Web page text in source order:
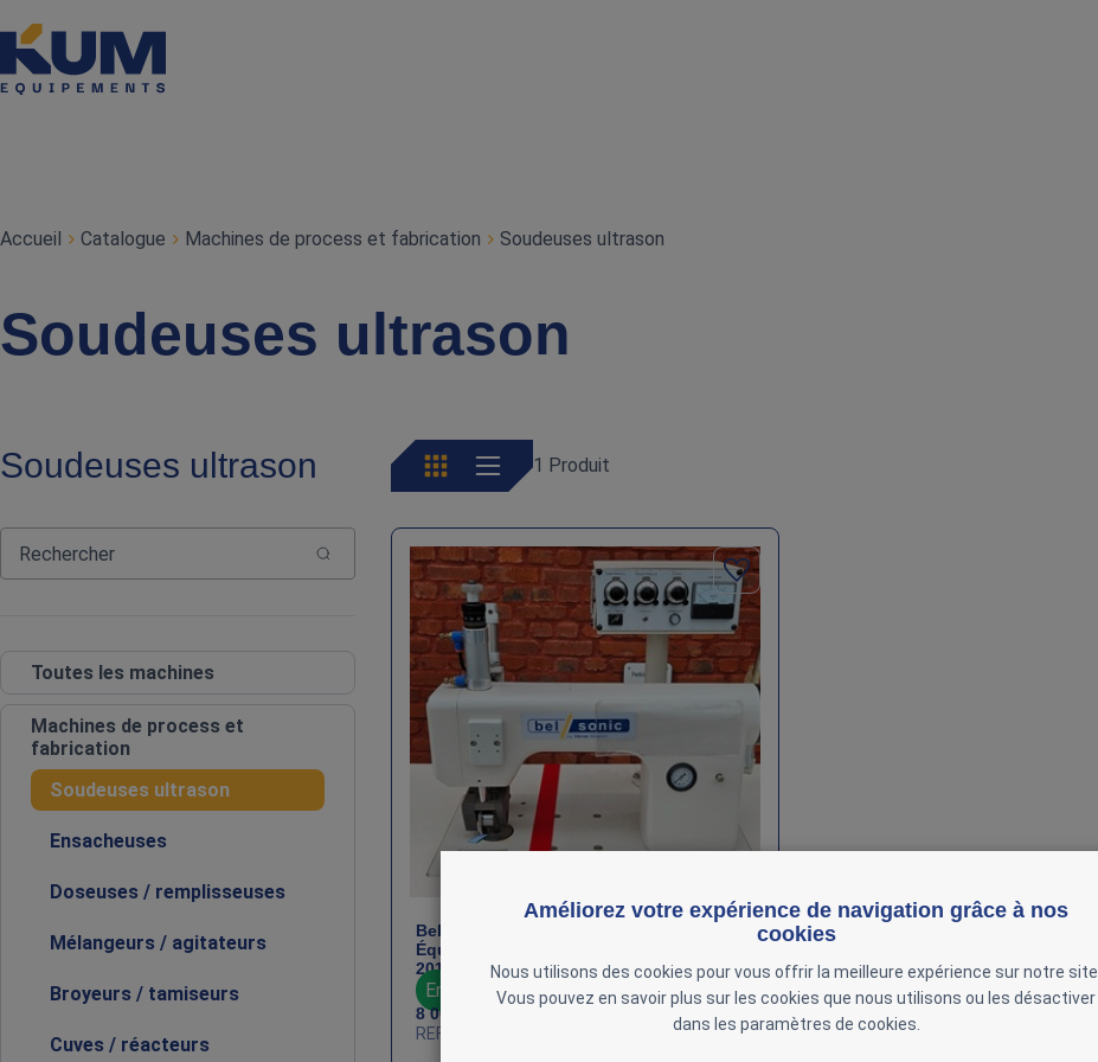
Accueil Catalogue Machines de process et fabrication Soudeuses ultrason
Soudeuses ultrason
Soudeuses ultrason
Toutes les machines
Machines de process et
fabrication
Soudeuses ultrason
Ensacheuses
Doseuses / remplisseuses
Mélangeurs / agitateurs
Broyeurs / tamiseurs
Cuves / réacteurs
1 Produit
BelSonic BS-2060 by Verus Belgium -
Équipement de soudure ultrason - Année
2013
En stock : 1
8 000
REF : PRO-BEL-000004
Améliorez votre expérience de navigation grâce à nos
cookies
Nous utilisons des cookies pour vous offrir la meilleure expérience sur notre site.
Vous pouvez en savoir plus sur les cookies que nous utilisons ou les désactiver
dans les paramètres de cookies.